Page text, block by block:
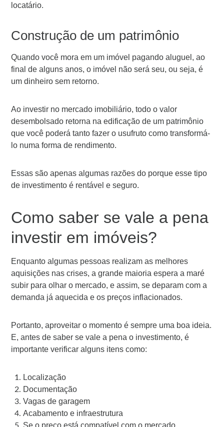
locatário.
Construção de um patrimônio
Quando você mora em um imóvel pagando aluguel, ao
final de alguns anos, o imóvel não será seu, ou seja, é
um dinheiro sem retorno.
Ao investir no mercado imobiliário, todo o valor
desembolsado retorna na edificação de um patrimônio
que você poderá tanto fazer o usufruto como transformá-
lo numa forma de rendimento.
Essas são apenas algumas razões do porque esse tipo
de investimento é rentável e seguro.
Como saber se vale a pena
investir em imóveis?
Enquanto algumas pessoas realizam as melhores
aquisições nas crises, a grande maioria espera a maré
subir para olhar o mercado, e assim, se deparam com a
demanda já aquecida e os preços inflacionados.
Portanto, aproveitar o momento é sempre uma boa ideia.
E, antes de saber se vale a pena o investimento, é
importante verificar alguns itens como:
Localização
Documentação
Vagas de garagem
Acabamento e infraestrutura
Se o preço está compatível com o mercado